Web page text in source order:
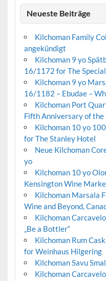
Neueste Beiträge
Kilchoman Family
angekündigt
Kilchoman 9 yo
16/1172 for The
Kilchoman 9 yo
16/1182 – Ebudae –
Kilchoman Port
Fifth Anniversary of the
Kilchoman 10 yo
for The Stanley Hotel
Neue Kilchoman
yo
Kilchoman 10 yo
Kensington Wine
Kilchoman Marsala
Wine and Beyond,
Kilchoman
„Be a Bottler“
Kilchoman Rum
for Weinhaus Hilgering
Kilchoman Savu
Kilchoman